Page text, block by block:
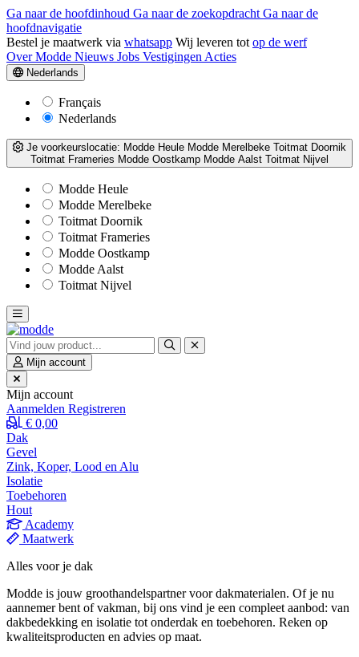
Ga naar de hoofdinhoud Ga naar de zoekopdracht Ga naar de
hoofdnavigatie
Bestel je maatwerk via whatsapp Wij leveren tot op de werf
Over Modde Nieuws Jobs Vestigingen Acties
Nederlands
Français
Nederlands
Je voorkeurslocatie: Modde Heule Modde Merelbeke Toitmat Doornik
Toitmat Frameries Modde Oostkamp Modde Aalst Toitmat Nijvel
Modde Heule
Modde Merelbeke
Toitmat Doornik
Toitmat Frameries
Modde Oostkamp
Modde Aalst
Toitmat Nijvel
Mijn account
Mijn account
Aanmelden Registreren
€ 0,00
Dak
Gevel
Zink, Koper, Lood en Alu
Isolatie
Toebehoren
Hout
Academy
Maatwerk
Alles voor je dak
Modde is jouw groothandelspartner voor dakmaterialen. Of je nu
aannemer bent of vakman, bij ons vind je een compleet aanbod: van
dakbedekking en isolatie tot onderdak en toebehoren. Reken op
kwaliteitsproducten en advies op maat.